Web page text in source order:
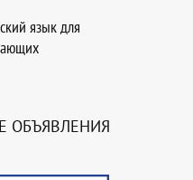
язык для
ОБЪЯВЛЕНИЯ